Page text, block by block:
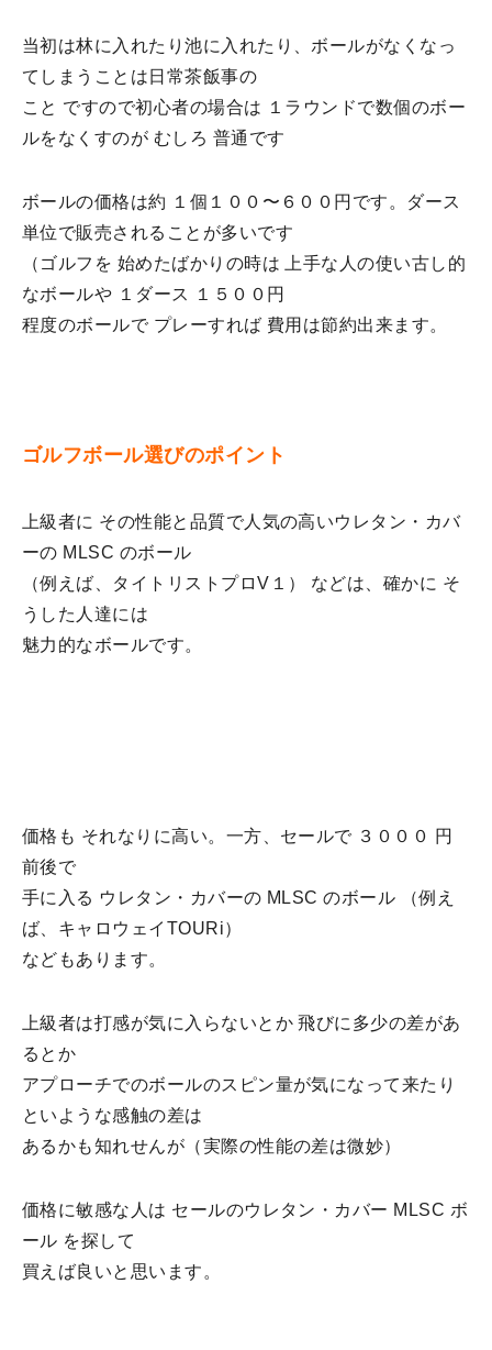
当初は林に入れたり池に入れたり、ボールがなくなっ
てしまうことは日常茶飯事の
こと ですので初心者の場合は １ラウンドで数個のボー
ルをなくすのが むしろ 普通です
ボールの価格は約 １個１００〜６００円です。ダース
単位で販売されることが多いです
（ゴルフを 始めたばかりの時は 上手な人の使い古し的
なボールや １ダース １５００円
程度のボールで プレーすれば 費用は節約出来ます。
ゴルフボール選びのポイント
上級者に その性能と品質で人気の高いウレタン・カバ
ーの MLSC のボール
（例えば、タイトリストプロV１） などは、確かに そ
うした人達には
魅力的なボールです。
価格も それなりに高い。一方、セールで ３０００ 円
前後で
手に入る ウレタン・カバーの MLSC のボール （例え
ば、キャロウェイTOURi）
などもあります。
上級者は打感が気に入らないとか 飛びに多少の差があ
るとか
アプローチでのボールのスピン量が気になって来たり
といような感触の差は
あるかも知れせんが（実際の性能の差は微妙）
価格に敏感な人は セールのウレタン・カバー MLSC ボ
ール を探して
買えば良いと思います。